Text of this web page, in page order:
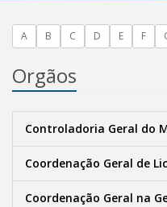
A B C D E F
Orgãos
Controladoria Geral do
Coordenação Geral de
Coordenação Geral na